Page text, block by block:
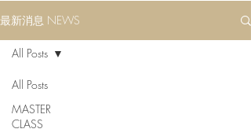
最新消息 NEWS
All Posts
MASTER
CLASS
All Posts